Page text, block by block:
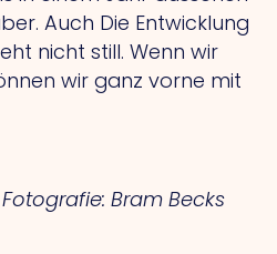
Auch Die Entwicklung
nicht still. Wenn wir
wir ganz vorne mit
Bram Becks